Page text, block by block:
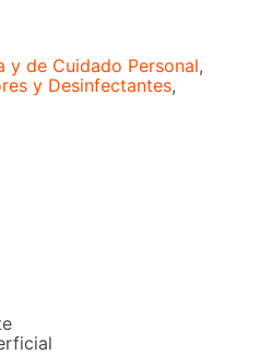
y de Cuidado Personal,
y Desinfectantes,